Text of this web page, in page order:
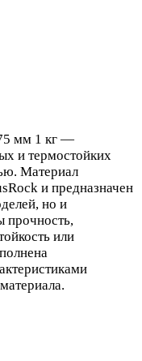
мм 1 кг —
и термостойких
Материал
и предназначен
но и
прочность,
или